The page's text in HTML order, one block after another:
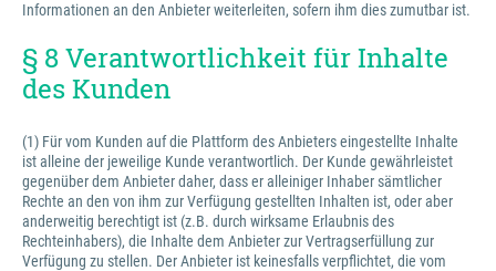
Informationen an den Anbieter weiterleiten, sofern ihm dies zumutbar ist.
§ 8 Verantwortlichkeit für Inhalte
des Kunden
(1) Für vom Kunden auf die Plattform des Anbieters eingestellte Inhalte
ist alleine der jeweilige Kunde verantwortlich. Der Kunde gewährleistet
gegenüber dem Anbieter daher, dass er alleiniger Inhaber sämtlicher
Rechte an den von ihm zur Verfügung gestellten Inhalten ist, oder aber
anderweitig berechtigt ist (z.B. durch wirksame Erlaubnis des
Rechteinhabers), die Inhalte dem Anbieter zur Vertragserfüllung zur
Verfügung zu stellen. Der Anbieter ist keinesfalls verpflichtet, die vom